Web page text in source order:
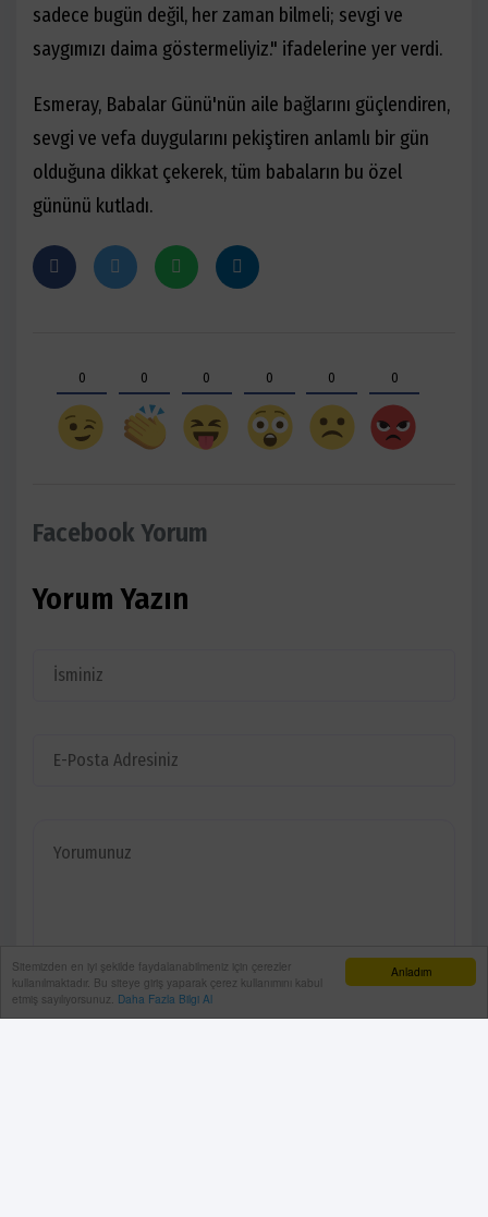
Anladım
Sitemizden en iyi şekilde faydalanabilmeniz için çerezler
kullanılmaktadır. Bu siteye giriş yaparak çerez kullanımını kabul
etmiş sayılıyorsunuz. Daha Fazla Bilgi Al
sadece bugün değil, her zaman bilmeli; sevgi ve
saygımızı daima göstermeliyiz." ifadelerine yer verdi.
Esmeray, Babalar Günü'nün aile bağlarını güçlendiren,
sevgi ve vefa duygularını pekiştiren anlamlı bir gün
olduğuna dikkat çekerek, tüm babaların bu özel
gününü kutladı.
0 0 0 0 0 0
Facebook Yorum
Yorum Yazın